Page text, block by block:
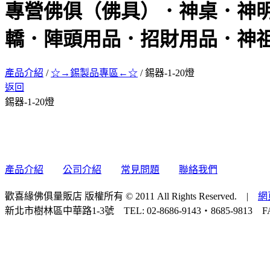
專營佛俱（佛具）．神桌．神
轎．陣頭用品．招財用品．神
產品介紹 /☆→錫製品專區←☆ /錫器-1-20燈
返回
錫器-1-20燈
產品介紹 公司介紹 常見問題 聯絡我們
歡喜緣佛俱量販店 版權所有 © 2011 All Rights Reserved. | 網
新北市樹林區中華路1-3號 TEL: 02-8686-9143‧8685-9813